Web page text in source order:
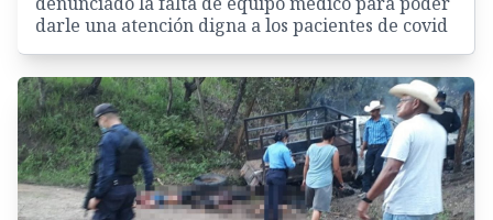
darle una atención digna a los pacientes de covid